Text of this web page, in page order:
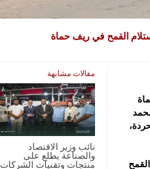
القمح في ريف حماة
مقالات مشابهة
نائب وزير الاقتصاد
والصناعة يطلع على
منتجات وتقنيات الشركات